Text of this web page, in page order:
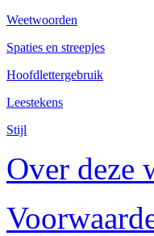
Weetwoorden
Spaties en streepjes
Hoofdlettergebruik
Leestekens
Stijl
Over deze